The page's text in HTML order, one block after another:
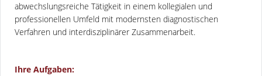
abwechslungsreiche Tätigkeit in einem kollegialen und
professionellen Umfeld mit modernsten diagnostischen
Verfahren und interdisziplinärer Zusammenarbeit.
Ihre Aufgaben: